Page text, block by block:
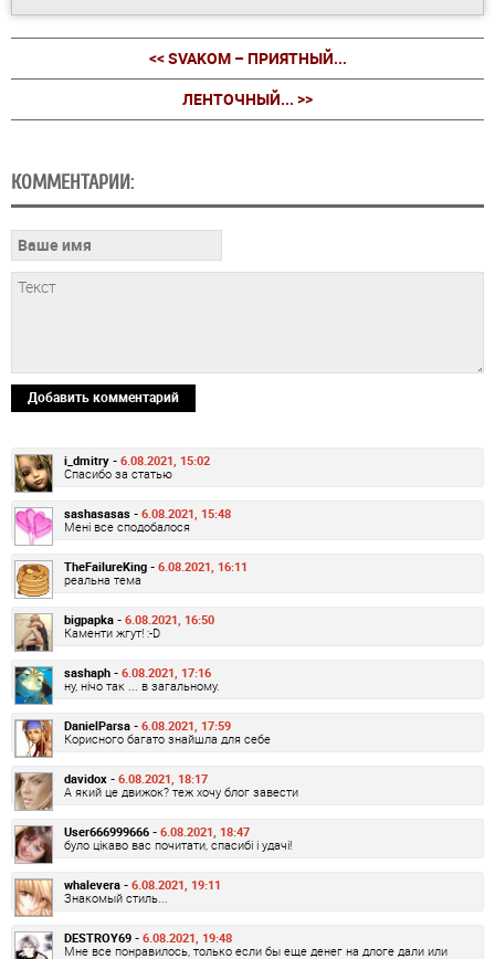
<< SVAKOM – ПРИЯТНЫЙ...
ЛЕНТОЧНЫЙ... >>
КОММЕНТАРИИ:
Добавить комментарий
i_dmitry - 6.08.2021, 15:02
Спасибо за статью
sashasasas - 6.08.2021, 15:48
Мені все сподобалося
TheFailureKing - 6.08.2021, 16:11
реальна тема
bigpapka - 6.08.2021, 16:50
Каменти жгут! :-D
sashaph - 6.08.2021, 17:16
ну, нічо так ... в загальному.
DanielParsa - 6.08.2021, 17:59
Корисного багато знайшла для себе
davidox - 6.08.2021, 18:17
А який це движок? теж хочу блог завести
User666999666 - 6.08.2021, 18:47
було цікаво вас почитати, спасибі і удачі!
whalevera - 6.08.2021, 19:11
Знакомый стиль...
DESTROY69 - 6.08.2021, 19:48
Мне все понравилось, только если бы еще денег на длоге дали или